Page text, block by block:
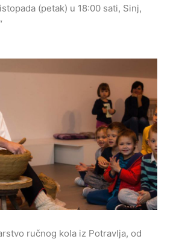
(petak) u 18:00 sati, Sinj,
ručnog kola iz Potravlja, od